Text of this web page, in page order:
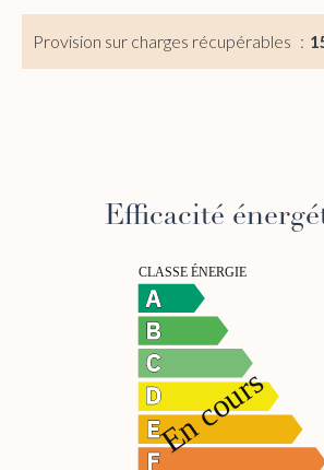
Provision sur charges récupérables
Efficacité